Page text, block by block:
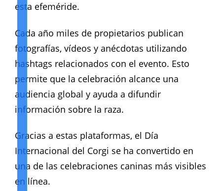
esta efeméride.
Cada año miles de propietarios publican
fotografías, vídeos y anécdotas utilizando
hashtags relacionados con el evento. Esto
permite que la celebración alcance una
audiencia global y ayuda a difundir
información sobre la raza.
Gracias a estas plataformas, el Día
Internacional del Corgi se ha convertido en
una de las celebraciones caninas más visibles
en línea.